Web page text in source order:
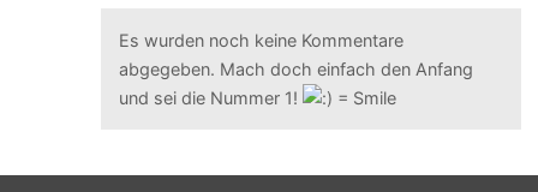
Es wurden noch keine Kommentare
abgegeben. Mach doch einfach den Anfang
und sei die Nummer 1!